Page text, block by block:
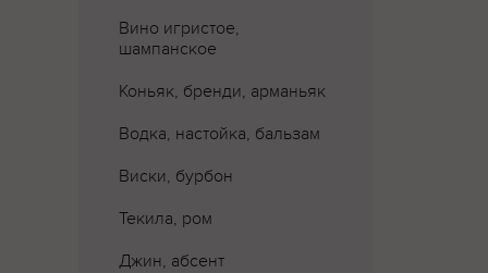
Вино игристое,
шампанское
Коньяк, бренди, арманьяк
Водка, настойка, бальзам
Виски, бурбон
Текила, ром
Джин, абсент